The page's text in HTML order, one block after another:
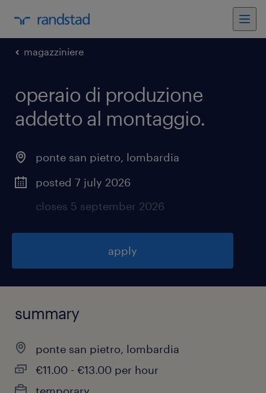
magazziniere
operaio di produzione
addetto al montaggio.
ponte san pietro, lombardia
posted 7 july 2026
closes 5 september 2026
apply
summary
ponte san pietro, lombardia
€11.00 - €13.00 per hour